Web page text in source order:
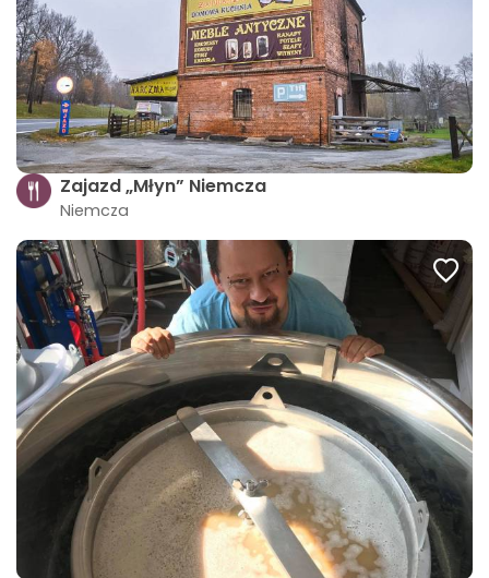
Zajazd „Młyn” Niemcza
Niemcza